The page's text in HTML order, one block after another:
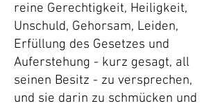
reine Gerechtigkeit, Heiligkeit,
Unschuld, Gehorsam, Leiden,
Erfüllung des Gesetzes und
Auferstehung - kurz gesagt, all
seinen Besitz - zu versprechen,
und sie darin zu schmücken und